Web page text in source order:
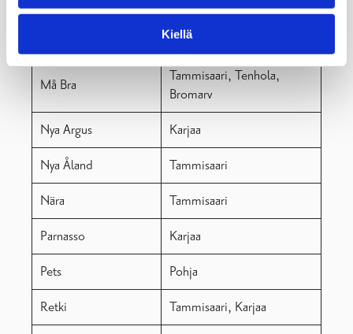
Kiellä
Min Häst Tammisaari
Karjaa
Må Bra
Tammisaari, Tenhola,
Bromarv
Nya Argus Karjaa
Nya Åland Tammisaari
Nära Tammisaari
Parnasso Karjaa
Pets Pohja
Retki Tammisaari, Karjaa